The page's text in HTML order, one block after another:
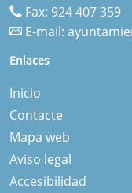
Fax: 924 407 359
E-mail:
Enlaces
Inicio
Contacte
Mapa web
Aviso legal
Accesibilidad